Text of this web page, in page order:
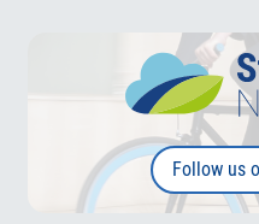
Follow us